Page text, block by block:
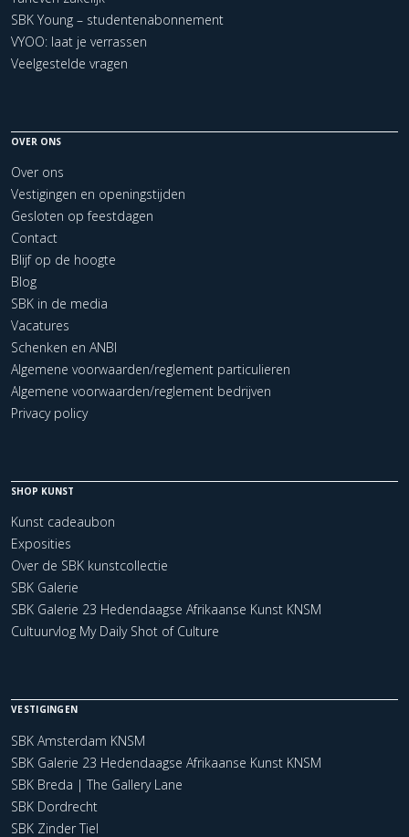
SBK Young – studentenabonnement
VYOO: laat je verrassen
Veelgestelde vragen
OVER ONS
Over ons
Vestigingen en openingstijden
Gesloten op feestdagen
Contact
Blijf op de hoogte
Blog
SBK in de media
Vacatures
Schenken en ANBI
Algemene voorwaarden/reglement particulieren
Algemene voorwaarden/reglement bedrijven
Privacy policy
SHOP KUNST
Kunst cadeaubon
Exposities
Over de SBK kunstcollectie
SBK Galerie
SBK Galerie 23 Hedendaagse Afrikaanse Kunst KNSM
Cultuurvlog My Daily Shot of Culture
VESTIGINGEN
SBK Amsterdam KNSM
SBK Galerie 23 Hedendaagse Afrikaanse Kunst KNSM
SBK Breda | The Gallery Lane
SBK Dordrecht
SBK Zinder Tiel